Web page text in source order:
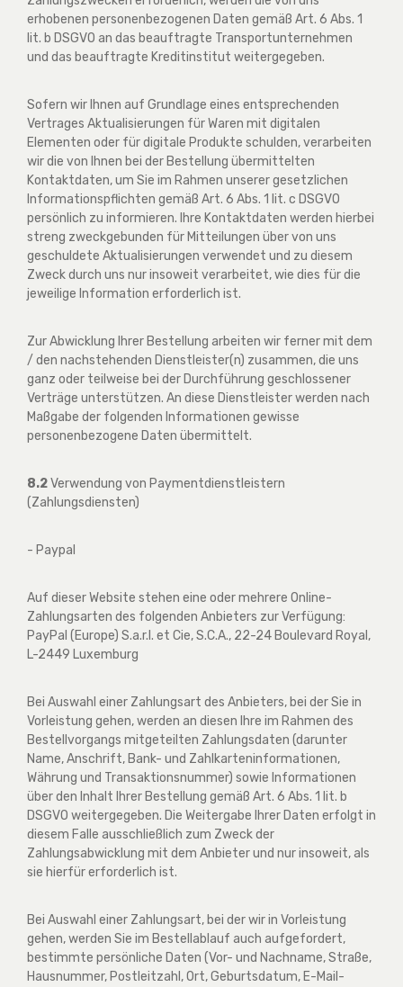
erhobenen personenbezogenen Daten gemäß Art. 6 Abs. 1
lit. b DSGVO an das beauftragte Transportunternehmen
und das beauftragte Kreditinstitut weitergegeben.
Sofern wir Ihnen auf Grundlage eines entsprechenden
Vertrages Aktualisierungen für Waren mit digitalen
Elementen oder für digitale Produkte schulden, verarbeiten
wir die von Ihnen bei der Bestellung übermittelten
Kontaktdaten, um Sie im Rahmen unserer gesetzlichen
Informationspflichten gemäß Art. 6 Abs. 1 lit. c DSGVO
persönlich zu informieren. Ihre Kontaktdaten werden hierbei
streng zweckgebunden für Mitteilungen über von uns
geschuldete Aktualisierungen verwendet und zu diesem
Zweck durch uns nur insoweit verarbeitet, wie dies für die
jeweilige Information erforderlich ist.
Zur Abwicklung Ihrer Bestellung arbeiten wir ferner mit dem
/ den nachstehenden Dienstleister(n) zusammen, die uns
ganz oder teilweise bei der Durchführung geschlossener
Verträge unterstützen. An diese Dienstleister werden nach
Maßgabe der folgenden Informationen gewisse
personenbezogene Daten übermittelt.
8.2Verwendung von Paymentdienstleistern
(Zahlungsdiensten)
- Paypal
Auf dieser Website stehen eine oder mehrere Online-
Zahlungsarten des folgenden Anbieters zur Verfügung:
PayPal (Europe) S.a.r.l. et Cie, S.C.A., 22-24 Boulevard Royal,
L-2449 Luxemburg
Bei Auswahl einer Zahlungsart des Anbieters, bei der Sie in
Vorleistung gehen, werden an diesen Ihre im Rahmen des
Bestellvorgangs mitgeteilten Zahlungsdaten (darunter
Name, Anschrift, Bank- und Zahlkarteninformationen,
Währung und Transaktionsnummer) sowie Informationen
über den Inhalt Ihrer Bestellung gemäß Art. 6 Abs. 1 lit. b
DSGVO weitergegeben. Die Weitergabe Ihrer Daten erfolgt in
diesem Falle ausschließlich zum Zweck der
Zahlungsabwicklung mit dem Anbieter und nur insoweit, als
sie hierfür erforderlich ist.
Bei Auswahl einer Zahlungsart, bei der wir in Vorleistung
gehen, werden Sie im Bestellablauf auch aufgefordert,
bestimmte persönliche Daten (Vor- und Nachname, Straße,
Hausnummer, Postleitzahl, Ort, Geburtsdatum, E-Mail-